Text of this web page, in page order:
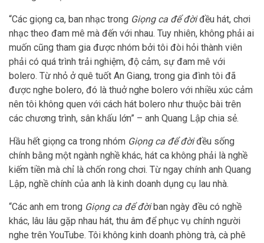
“Các giọng ca, ban nhạc trong Giọng ca để đờiđều hát, chơi
nhạc theo đam mê mà đến với nhau. Tuy nhiên, không phải ai
muốn cũng tham gia được nhóm bởi tôi đòi hỏi thành viên
phải có quá trình trải nghiệm, độ cảm, sự đam mê với
bolero. Từ nhỏ ở quê tuốt An Giang, trong gia đình tôi đã
được nghe bolero, đó là thuở nghe bolero với nhiều xúc cảm
nên tôi không quen với cách hát bolero như thuộc bài trên
các chương trình, sân khấu lớn” – anh Quang Lập chia sẻ.
Hầu hết giọng ca trong nhóm Giọng ca để đờiđều sống
chính bằng một ngành nghề khác, hát ca không phải là nghề
kiếm tiền mà chỉ là chốn rong chơi. Từ ngay chính anh Quang
Lập, nghề chính của anh là kinh doanh dụng cụ lau nhà.
“Các anh em trong Giọng ca để đờiban ngày đều có nghề
khác, lâu lâu gặp nhau hát, thu âm để phục vụ chính người
nghe trên YouTube. Tôi không kinh doanh phòng trà, cà phê